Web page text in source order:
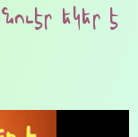
եկեր է